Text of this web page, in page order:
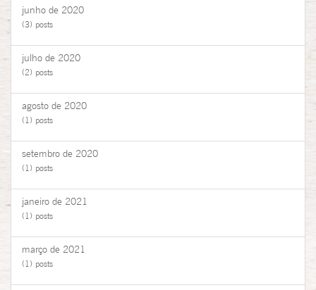
junho de 2020
(3) posts
julho de 2020
(2) posts
agosto de 2020
(1) posts
setembro de 2020
(1) posts
janeiro de 2021
(1) posts
março de 2021
(1) posts